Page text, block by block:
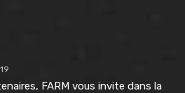
FARM vous invite dans la